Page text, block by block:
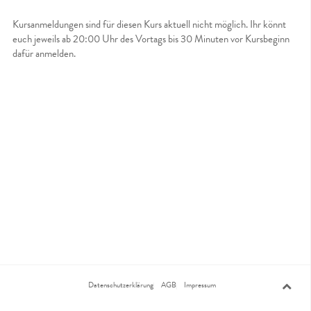
Kursanmeldungen sind für diesen Kurs aktuell nicht möglich. Ihr könnt
euch jeweils ab 20:00 Uhr des Vortags bis 30 Minuten vor Kursbeginn
dafür anmelden.
Datenschutzerklärung AGB Impressum